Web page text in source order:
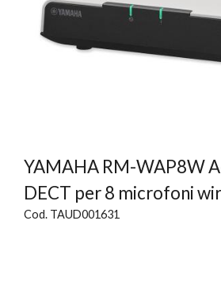
YAMAHA RM-WAP8W
DECT per 8 microfoni
Cod. TAUD001631